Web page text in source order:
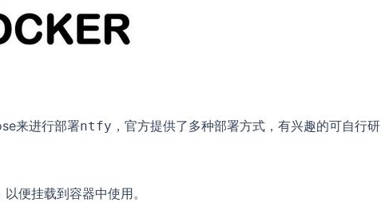
来进行部署ntfy ，官方提供了多种部署方式，有兴趣的可自行研
便挂载到容器中使用。